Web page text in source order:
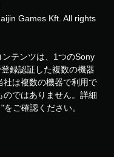
Games Kft. All rights
テンツは、1つのSony
録認証した複数の機器
社は複数の機器で利用で
のではありません。詳細
ご確認ください。